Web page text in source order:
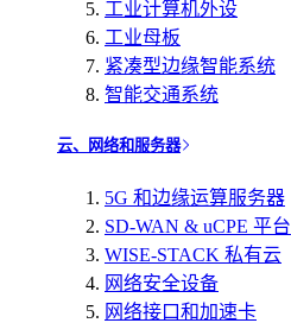
工业计算机外设
工业母板
紧凑型边缘智能系统
智能交通系统
云、网络和服务器
5G 和边缘运算服务器
SD-WAN & uCPE 平台
WISE-STACK 私有云
网络安全设备
网络接口和加速卡